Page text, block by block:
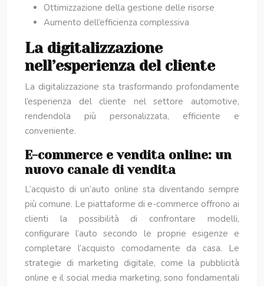
Ottimizzazione della gestione delle risorse
Aumento dell’efficienza complessiva
La digitalizzazione
nell’esperienza del cliente
La digitalizzazione sta trasformando profondamente
l’esperienza del cliente nel settore automotive,
rendendola più personalizzata, efficiente e
conveniente.
E-commerce e vendita online: un
nuovo canale di vendita
L’acquisto di un’auto online sta diventando sempre
più comune. Le piattaforme di e-commerce offrono ai
clienti la possibilità di confrontare modelli,
configurare l’auto secondo le proprie esigenze e
completare l’acquisto comodamente da casa. Le
strategie di marketing digitale, come la pubblicità
online e il social media marketing, sono fondamentali